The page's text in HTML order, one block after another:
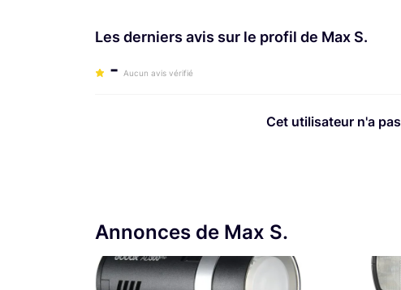
Les derniers avis sur le profil de Max S.
- Aucun avis vérifié
Cet utilisateur n'a
Annonces de Max S.